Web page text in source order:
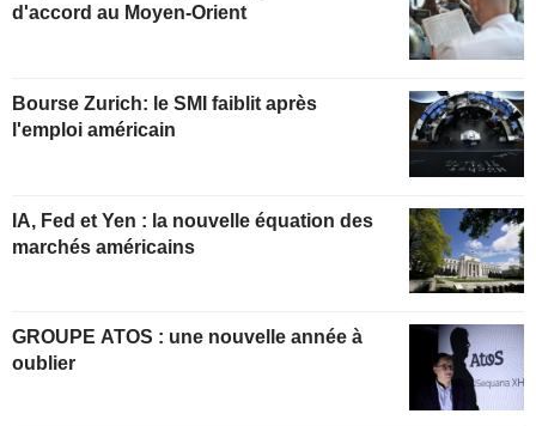
d'accord au Moyen-Orient
Bourse Zurich: le SMI faiblit après
l'emploi américain
IA, Fed et Yen : la nouvelle équation des
marchés américains
GROUPE ATOS : une nouvelle année à
oublier